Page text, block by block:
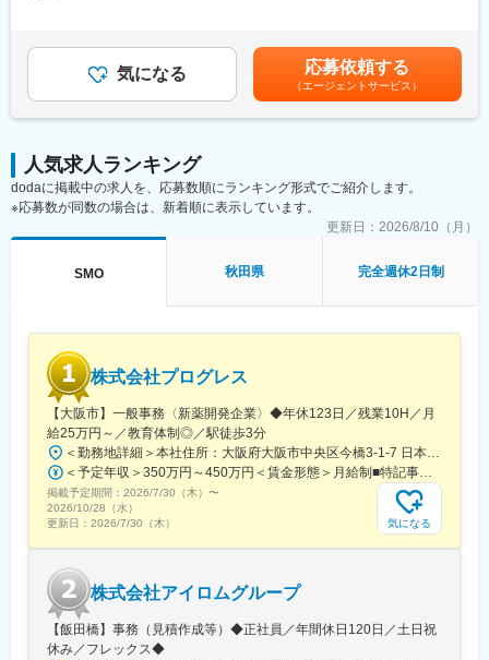
しい知識を身につけ、スキルアップできる環境を用意していま
す。
の疾患領域の専門的な経験を積んでいくことも可能です。
また、グループの垣根を超えCRCからSMAやCRAへのキャリアチ
ェンジ、事業の枠をこえ新たなキャリアにチャレンジされている
方もいらっしゃいます。
■やりがい：CRCは疾病を抱えた患者さんやそれを治療しようと
奮闘する医師やスタッフなど携わる相手が多いです。現在治療法
がなく苦しんでいる患者さんに対して薬を届けられたり、最前線
で治療にあたる医師やスタッフのサポートを行え、治験が無事に
■同社の教育体制：同社は同業他社からの転職だけでなく、看護師
など未経験で転職してくる方も多いです。そのため教育体制が充
実しています。入社は原則偶数月と決まっており、同期入社者と
ともに2週間弱本社にて集合研修を行います。会社のことや業務を
遂行する上で必要な法令から実務まで座学中心でロープレを交え
業務を引継ぎながらOJT担当者とともに医療機関へ同行するな
てるようになります。なお、その後も定期的に中途入社者に対し
てフォローを行う体制が整っています。
■同社の魅力：
・チームワーク：通常は1人で業務にあたることが多いですが、困
ったときや先輩や上司がサポートしてくれるため、安心して進め
られます。また、家族の急な体調不良や突発休の場合にも周囲が
代理対応をしてくれる風土があり、チームワークが強みです。
・働きやすい環境：2019年度の月間の平均残業時間は12.1時間で
した。管理職における女性比率も63.6%と、ライフイベントの多
い女性も活躍しやすい環境です。正社員の場合、転勤可能性はあ
りますが、定期的にあるものではなく適性や希望に応じて配置し
変更の範囲：会社の定める業務
気になる 応募依頼する
（エージェントサービス）
人気求人ランキング
dodaに掲載中の求人を、応募数順にランキング形式でご紹介します。
※応募数が同数の場合は、新着順に表示しています。
更新日： 2026/8/10（月）
SMO 秋田県 完全週休2日制
株式会社プログレス
【大阪市】一般事務〈新薬開発企業〉◆年休123日／残業10H／月
給25万円～／教育体制◎／駅徒歩3分
＜勤務地詳細＞本社住所：大阪府大阪市中央区今橋3-1-7 日本生命今橋ビル受動喫煙対策：屋内全面禁煙変更の範囲：無
＜予定年収＞350万円～450万円＜賃金形態＞月給制■特記事項なし＜賃金内訳＞月額（基本給）：232,000円～260,000円固定残業手当/月：18,000円～20,000円（固定残業時間10時間0分/月）超過した時間外労働の残業手当は追加支給＜月給＞250,000円～280,000円（一律手当を含む）＜昇給有無＞有＜残業手当＞有＜給与補足＞■賞与（年4回）：初年度0.7か月分、2年目以降1.4か月（変動有）■昇給（年1回以上）＊通勤手当（全額）＊住宅手当＊習い事支援手当 （社員が契約した習い事を上限7,000円として80％を支給）＊医療費補助手当 （社員とその両親の保険診療の医療費の自己負担額の50％を支給）賃金はあくまでも目安の金額であり、選考を通じて上下する可能性があります。月給(月額)は固定手当を含めた表記です。
掲載予定期間： 2026/7/30（木） 〜
2026/10/28（水）
更新日： 2026/7/30（木） 気になる
株式会社アイロムグループ
【飯田橋】事務（見積作成等）◆正社員／年間休日120日／土日祝
休み／フレックス◆